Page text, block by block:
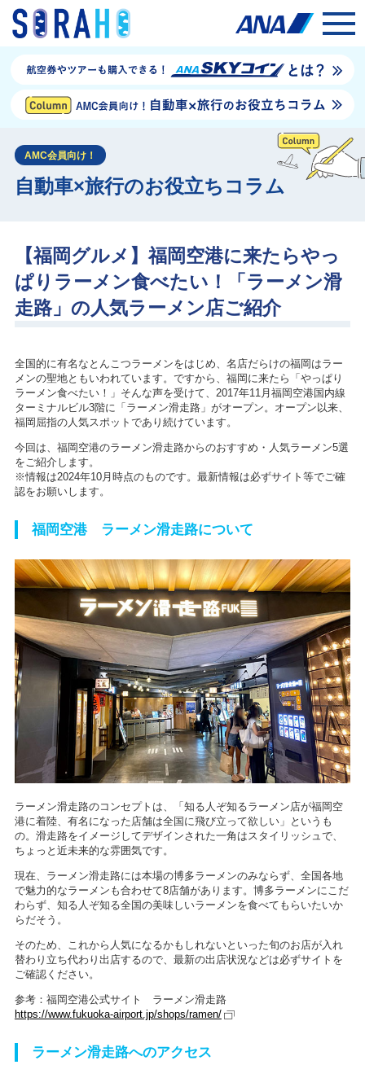
AMC会員向け！
自動車×旅行のお役立ちコラム
【福岡グルメ】福岡空港に来たらやっ
ぱりラーメン食べたい！「ラーメン滑
走路」の人気ラーメン店ご紹介
全国的に有名なとんこつラーメンをはじめ、名店だらけの福岡はラー
メンの聖地ともいわれています。ですから、福岡に来たら「やっぱり
ラーメン食べたい！」そんな声を受けて、2017年11月福岡空港国内線
ターミナルビル3階に「ラーメン滑走路」がオープン。オープン以来、
福岡屈指の人気スポットであり続けています。
今回は、福岡空港のラーメン滑走路からのおすすめ・人気ラーメン5選
をご紹介します。
※情報は2024年10月時点のものです。最新情報は必ずサイト等でご確
認をお願いします。
福岡空港 ラーメン滑走路について
ラーメン滑走路のコンセプトは、「知る人ぞ知るラーメン店が福岡空
港に着陸、有名になった店舗は全国に飛び立って欲しい」というも
の。滑走路をイメージしてデザインされた一角はスタイリッシュで、
ちょっと近未来的な雰囲気です。
現在、ラーメン滑走路には本場の博多ラーメンのみならず、全国各地
で魅力的なラーメンも合わせて8店舗があります。博多ラーメンにこだ
わらず、知る人ぞ知る全国の美味しいラーメンを食べてもらいたいか
らだそう。
そのため、これから人気になるかもしれないといった旬のお店が入れ
替わり立ち代わり出店するので、最新の出店状況などは必ずサイトを
ご確認ください。
参考：福岡空港公式サイト ラーメン滑走路
https://www.fukuoka-airport.jp/shops/ramen/
ラーメン滑走路へのアクセス